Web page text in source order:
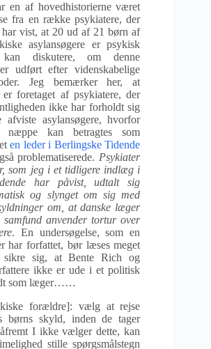
en af hovedhistorierne været
fra en række psykiatere, der
har vist, at 20 ud af 21 børn af
asylansøgere er psykisk
diskutere, om denne
udført efter videnskabelige
Jeg bemærker her, at
er foretaget af psykiatere, der
ikke har forholdt sig
asylansøgere, hvorfor
næppe kan betragtes som
en leder i Berlingske Tidende
problematiserede. Psykiater
som jeg i et tidligere indlæg i
har påvist, udtalt sig
og slynget om sig med
om, at danske læger
samfund anvender tortur over
. En undersøgelse, som en
har forfattet, bør læses meget
sig, at Bente Rich og
ikke er ude i et politisk
som læger……
forældre]: vælg at rejse
børns skyld, inden de tager
I ikke vælger dette, kan
stille spørgsmålstegn